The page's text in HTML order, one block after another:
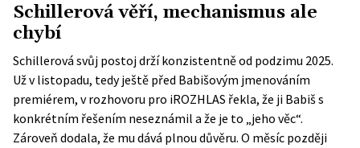
Schillerová věří, mechanismus ale
chybí
Schillerová svůj postoj drží konzistentně od podzimu 2025.
Už v listopadu, tedy ještě před Babišovým jmenováním
premiérem, v rozhovoru pro iROZHLAS řekla, že ji Babiš s
konkrétním řešením neseznámil a že je to „jeho věc“.
Zároveň dodala, že mu dává plnou důvěru. O měsíc později